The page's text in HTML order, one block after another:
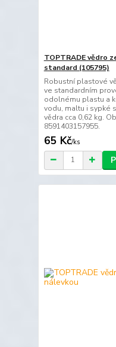
TOPTRADE vědro
standard (105795)
Robustní plastové
ve standardním
odolnému plastu a
vodu, maltu i sypké
vědra cca 0,62 kg.
8591403157955.
65 Kč/ks